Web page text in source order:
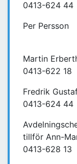
0413-624 44
Per Persson
Martin
0413-622 18
Fredrik
0413-624 44
tillför Ann-
0413-628 13